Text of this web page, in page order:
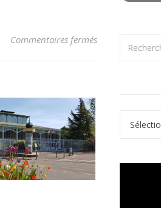
Commentaires ferméssur La